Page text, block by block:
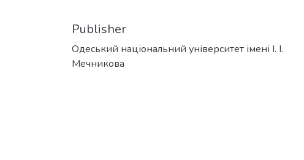
Publisher
Одеський національний університет імені І. І.
Мечникова